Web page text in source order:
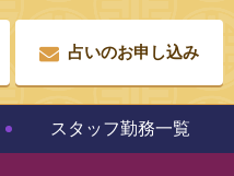
占いのお申し込み
スタッフ勤務一覧